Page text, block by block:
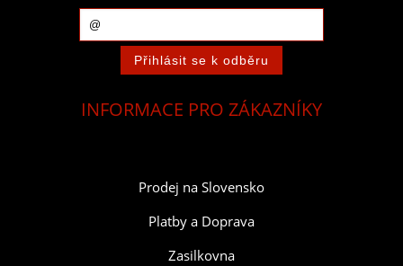
INFORMACE PRO ZÁKAZNÍKY
Prodej na Slovensko
Platby a Doprava
Zasilkovna